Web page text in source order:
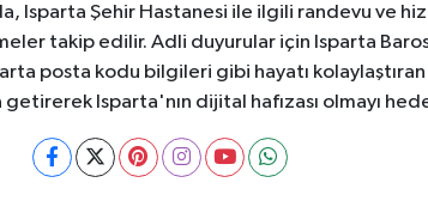
Isparta Şehir Hastanesi ile ilgili randevu ve
takip edilir. Adli duyurular için Isparta
posta kodu bilgileri gibi hayatı
Isparta'nın dijital hafızası olmayı